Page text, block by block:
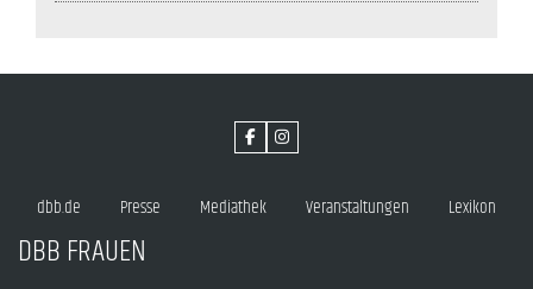
dbb.de Presse Mediathek Veranstaltungen Lexikon
DBB FRAUEN